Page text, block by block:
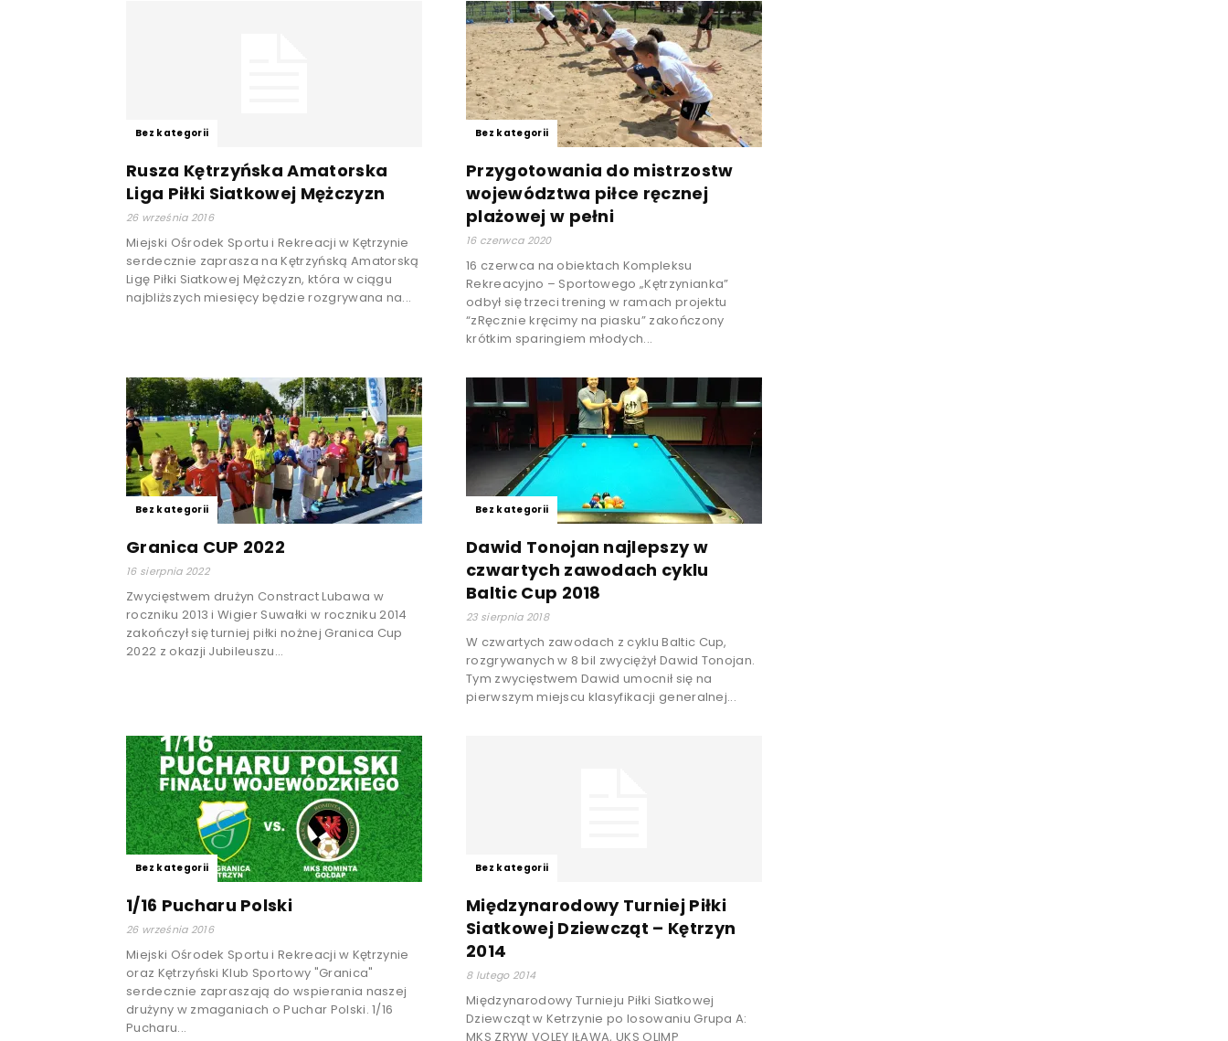
Bez kategorii
Rusza Kętrzyńska Amatorska
Liga Piłki Siatkowej Mężczyzn
26 września 2016
Miejski Ośrodek Sportu i Rekreacji w Kętrzynie
serdecznie zaprasza na Kętrzyńską Amatorską
Ligę Piłki Siatkowej Mężczyzn, która w ciągu
najbliższych miesięcy będzie rozgrywana na...
Bez kategorii
Przygotowania do mistrzostw
województwa piłce ręcznej
plażowej w pełni
16 czerwca 2020
16 czerwca na obiektach Kompleksu
Rekreacyjno – Sportowego „Kętrzynianka”
odbył się trzeci trening w ramach projektu
“zRęcznie kręcimy na piasku” zakończony
krótkim sparingiem młodych...
Bez kategorii
Granica CUP 2022
16 sierpnia 2022
Zwycięstwem drużyn Constract Lubawa w
roczniku 2013 i Wigier Suwałki w roczniku 2014
zakończył się turniej piłki nożnej Granica Cup
2022 z okazji Jubileuszu...
Bez kategorii
Dawid Tonojan najlepszy w
czwartych zawodach cyklu
Baltic Cup 2018
23 sierpnia 2018
W czwartych zawodach z cyklu Baltic Cup,
rozgrywanych w 8 bil zwyciężył Dawid Tonojan.
Tym zwycięstwem Dawid umocnił się na
pierwszym miejscu klasyfikacji generalnej...
Bez kategorii
1/16 Pucharu Polski
26 września 2016
Miejski Ośrodek Sportu i Rekreacji w Kętrzynie
oraz Kętrzyński Klub Sportowy "Granica"
serdecznie zapraszają do wspierania naszej
drużyny w zmaganiach o Puchar Polski. 1/16
Pucharu...
Bez kategorii
Międzynarodowy Turniej Piłki
Siatkowej Dziewcząt – Kętrzyn
2014
8 lutego 2014
Międzynarodowy Turnieju Piłki Siatkowej
Dziewcząt w Ketrzynie po losowaniu Grupa A:
MKS ZRYW VOLEY IŁAWA, UKS OLIMP